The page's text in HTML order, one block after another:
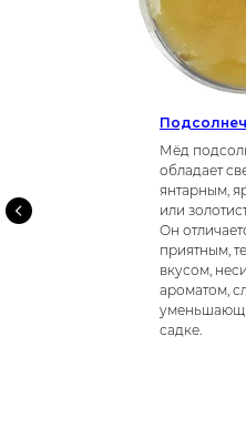
Мёд
обладает
янтарным,
или
Он
приятным,
вкусом,
ароматом,
садке.